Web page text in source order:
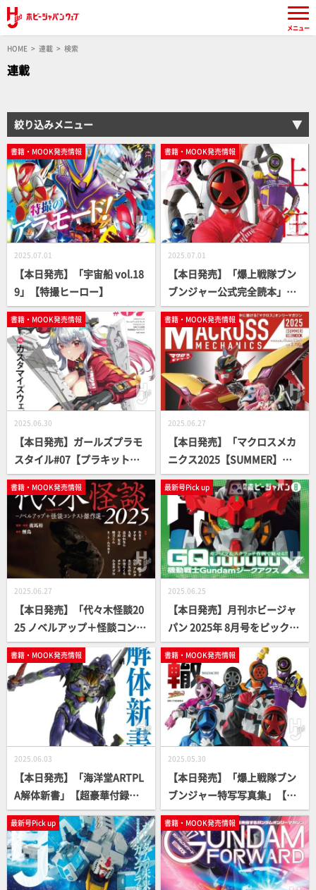
HOME 連載 検索
連載
絞り込みメニュー
書籍・MOOK発売情報
2025.07.01
【本日発売】「宇宙船 vol.18
9」【特撮ヒーロー】
書籍・MOOK発売情報
2025.07.01
【本日発売】「爆上戦隊ブン
ブンジャー公式完全読本」
【スーパー戦隊】
書籍・MOOK発売情報
2025.06.30
【本日発売】ガールズプラモ
スタイル#07【プラキット付
録】
書籍・MOOK発売情報
2025.06.27
【本日発売】「マクロスメカ
ニクス2025【SUMMER】」
【マクロス7】
書籍・MOOK発売情報
2025.06.27
【本日発売】「代々木怪談20
25 ノベルアップ＋怪談コンテ
スト傑作選」【怪談アンソロ
ジー】
最新号Pick up
2025.06.25
【本日発売】月刊ホビージャ
パン 2025年 8月号をピックア
ップ！
書籍・MOOK発売情報
2025.06.03
【本日発売】「海洋堂ARTPL
A解体新書」【超豪華付録キ
ット】
書籍・MOOK発売情報
2025.05.30
【本日発売】「爆上戦隊ブン
ブンジャー特写写真集」【ス
ーパー戦隊】
最新号Pick up 書籍・MOOK発売情報
メニュー